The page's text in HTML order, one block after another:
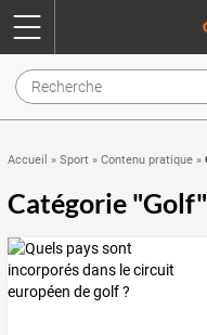
Accueil » Sport » Contenu pratique »
Catégorie "Golf"